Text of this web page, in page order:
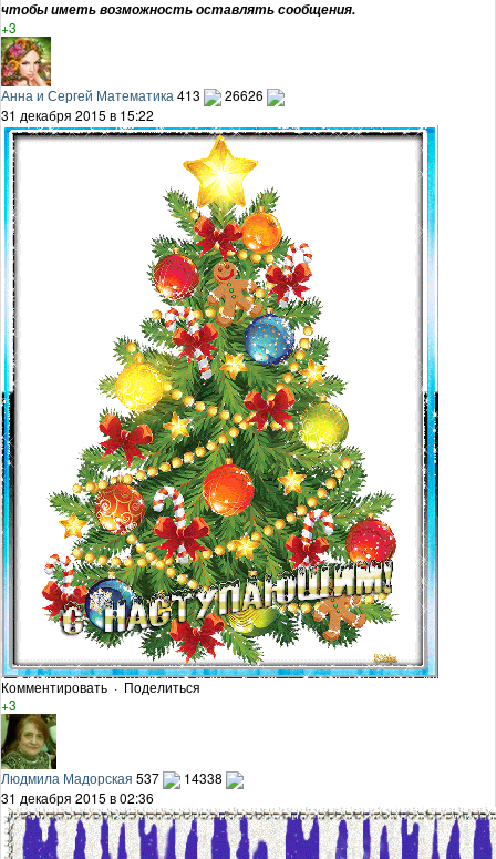
чтобы иметь возможность оставлять сообщения.
+3
Анна и Сергей Математика413
26626
31 декабря 2015 в 15:22
Комментировать · Поделиться
+3
Людмила Мадорская 537
14338
31 декабря 2015 в 02:36